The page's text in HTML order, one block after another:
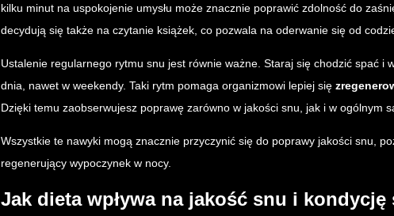
kilku minut na uspokojenie umysłu może znacznie poprawić zdolność do
decydują się także na czytanie książek, co pozwala na oderwanie się od
Ustalenie regularnego rytmu snu jest równie ważne. Staraj się chodzić spać i
dnia, nawet w weekendy. Taki rytm pomaga organizmowi lepiej się
Dzięki temu zaobserwujesz poprawę zarówno w jakości snu, jak i w ogólnym
Wszystkie te nawyki mogą znacznie przyczynić się do poprawy jakości snu,
regenerujący wypoczynek w nocy.
Jak dieta wpływa na jakość snu i kondycję